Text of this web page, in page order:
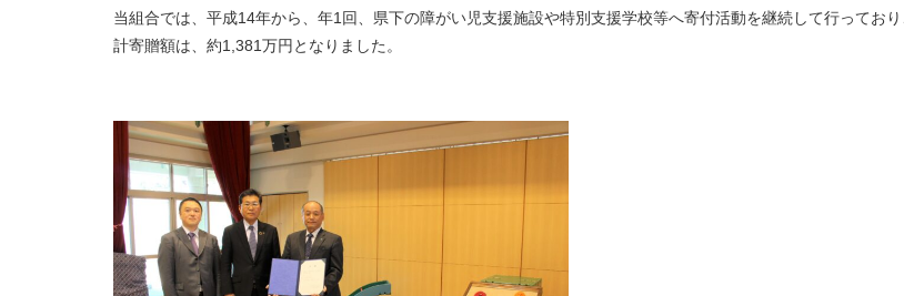
当組合では、平成14年から、年1回、県下の障がい児支援施設や特別支援学校等へ寄付活動を継続して行ってお
計寄贈額は、約1,381万円となりました。